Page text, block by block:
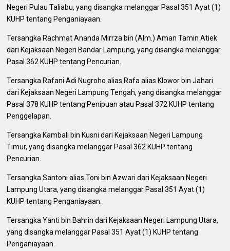
Negeri Pulau Taliabu, yang disangka melanggar Pasal 351 Ayat (1)
KUHP tentang Penganiayaan.
Tersangka Rachmat Ananda Mirrza bin (Alm.) Aman Tamin Atiek
dari Kejaksaan Negeri Bandar Lampung, yang disangka melanggar
Pasal 362 KUHP tentang Pencurian.
Tersangka Rafani Adi Nugroho alias Rafa alias Klowor bin Jahari
dari Kejaksaan Negeri Lampung Tengah, yang disangka melanggar
Pasal 378 KUHP tentang Penipuan atau Pasal 372 KUHP tentang
Penggelapan.
Tersangka Kambali bin Kusni dari Kejaksaan Negeri Lampung
Timur, yang disangka melanggar Pasal 362 KUHP tentang
Pencurian.
Tersangka Santoni alias Toni bin Azwari dari Kejaksaan Negeri
Lampung Utara, yang disangka melanggar Pasal 351 Ayat (1)
KUHP tentang Penganiayaan.
Tersangka Yanti bin Bahrin dari Kejaksaan Negeri Lampung Utara,
yang disangka melanggar Pasal 351 Ayat (1) KUHP tentang
Penganiayaan.